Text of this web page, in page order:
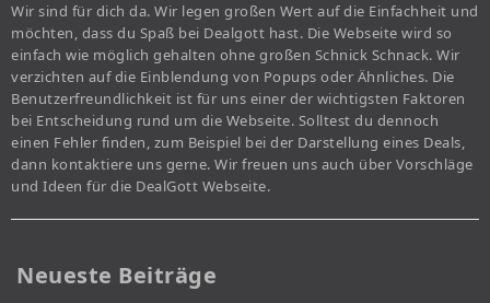
Wir sind für dich da. Wir legen großen Wert auf die Einfachheit und
möchten, dass du Spaß bei Dealgott hast. Die Webseite wird so
einfach wie möglich gehalten ohne großen Schnick Schnack. Wir
verzichten auf die Einblendung von Popups oder Ähnliches. Die
Benutzerfreundlichkeit ist für uns einer der wichtigsten Faktoren
bei Entscheidung rund um die Webseite. Solltest du dennoch
einen Fehler finden, zum Beispiel bei der Darstellung eines Deals,
dann kontaktiere uns gerne. Wir freuen uns auch über Vorschläge
und Ideen für die DealGott Webseite.
Neueste Beiträge